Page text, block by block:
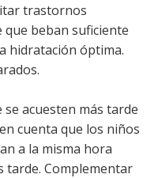
trastornos
que beban suficiente
hidratación óptima.
se acuesten más tarde
cuenta que los niños
a la misma hora
tarde. Complementar